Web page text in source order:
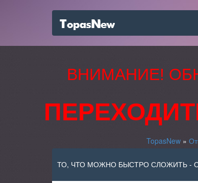
ВНИМАНИЕ!
TopasNew »
ТО, ЧТО МОЖНО БЫСТРО СЛОЖИТЬ -